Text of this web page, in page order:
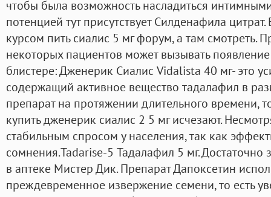
чтобы была возможность насладиться
потенцией тут присутствует Силденафила
курсом пить сиалис 5 мг форум, а там смотреть.
некоторых пациентов может вызывать
блистере: Дженерик Сиалис Vidalista 40 мг- это
содержащий активное вещество тадалафил в
препарат на протяжении длительного времени,
купить дженерик сиалис 2 5 мг исчезают.
стабильным спросом у населения, так как
сомнения.Tadarise-5 Тадалафил 5 мг. Достаточно
в аптеке Мистер Дик. Препарат Дапоксетин
преждевременное извержение семени, то есть